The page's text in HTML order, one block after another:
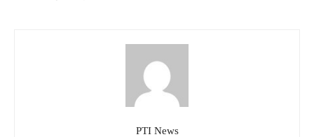
PTI News